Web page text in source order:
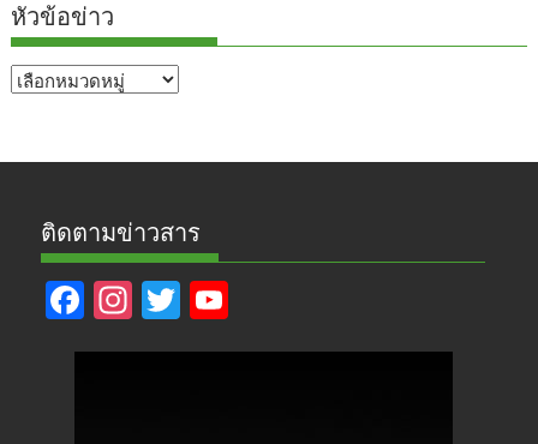
หัวข้อข่าว
หัวข้อ
ติดตามข่าวสาร
F
ac
In
st
T
w o